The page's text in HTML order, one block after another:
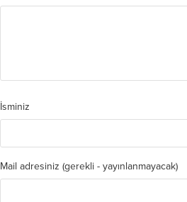
İsminiz
Mail adresiniz (gerekli - yayınlanmayacak)